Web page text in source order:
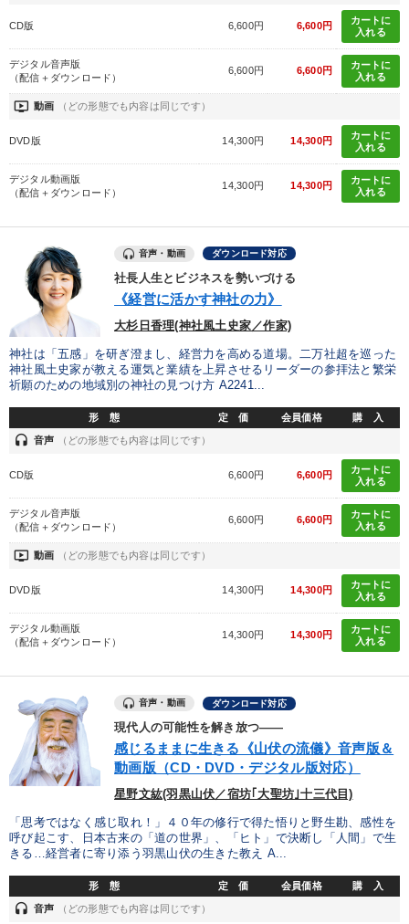
※「更新」を押すと「カテゴリー」「目的別」「キーワード」を更新いただけます。
local_offer タグから探す refresh 更新する
すべての音声・動画（全2077タイトル）からお探しいただけます
スポーツ関係 会長 仕事術・ビジネスハック
プレゼン リベラルアーツ ビジネスモデル
トレンド 生産性向上 経済予測 老舗企業
インフレ対策・値上げ マーケティング
賃金制度
※「更新」を押すと「タグ・キーワード」を更新いただけます。
CD版 6,600円 6,600円
カートに
入れる
デジタル音声版
（配信＋ダウンロード）
6,600円 6,600円
カートに
入れる
ondemand_video 動画 （どの形態でも内容は同じです）
DVD版 14,300円 14,300円
カートに
入れる
デジタル動画版
（配信＋ダウンロード）
14,300円 14,300円
カートに
入れる
音声・動画 ダウンロード対応
社長人生とビジネスを勢いづける
《経営に活かす神社の力》
大杉日香理(神社風土史家／作家)
神社は「五感」を研ぎ澄まし、経営力を高める道場。二万社超を巡った
神社風土史家が教える運気と業績を上昇させるリーダーの参拝法と繁栄
祈願のための地域別の神社の見つけ方 A2241...
形 態 定 価 会員価格 購 入
headset 音声 （どの形態でも内容は同じです）
CD版 6,600円 6,600円
カートに
入れる
デジタル音声版
（配信＋ダウンロード）
6,600円 6,600円
カートに
入れる
ondemand_video 動画 （どの形態でも内容は同じです）
DVD版 14,300円 14,300円
カートに
入れる
デジタル動画版
（配信＋ダウンロード）
14,300円 14,300円
カートに
入れる
音声・動画 ダウンロード対応
現代人の可能性を解き放つ――
感じるままに生きる《山伏の流儀》音声版＆
動画版（CD・DVD・デジタル版対応）
星野文紘(羽黒山伏／宿坊｢大聖坊｣十三代目)
「思考ではなく感じ取れ！」４０年の修行で得た悟りと野生勘、感性を
呼び起こす、日本古来の「道の世界」、「ヒト」で決断し「人間」で生
きる…経営者に寄り添う羽黒山伏の生きた教え A...
形 態 定 価 会員価格 購 入
headset 音声 （どの形態でも内容は同じです）